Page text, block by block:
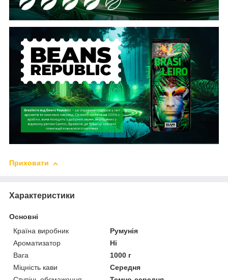
Приховати
Характеристики
Основні
Країна виробник
Румунія
Ароматизатор
Ні
Вага
1000 г
Міцність кави
Середня